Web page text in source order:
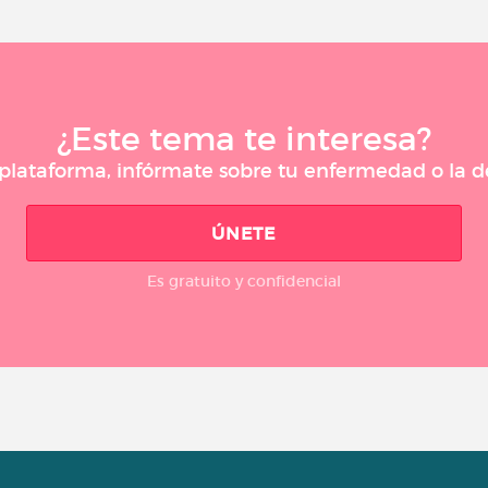
¿Este tema te interesa?
infórmate sobre tu enfermedad o la
ÚNETE
Es gratuito y confidencial